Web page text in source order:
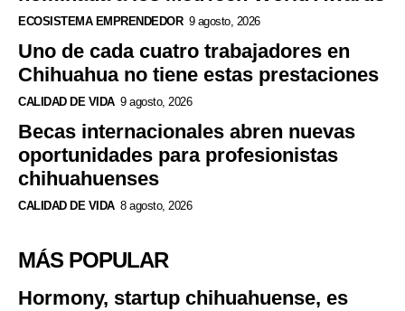
ECOSISTEMA EMPRENDEDOR 9 agosto, 2026
Uno de cada cuatro trabajadores en
Chihuahua no tiene estas prestaciones
CALIDAD DE VIDA 9 agosto, 2026
Becas internacionales abren nuevas
oportunidades para profesionistas
chihuahuenses
CALIDAD DE VIDA 8 agosto, 2026
MÁS POPULAR
Hormony, startup chihuahuense, es